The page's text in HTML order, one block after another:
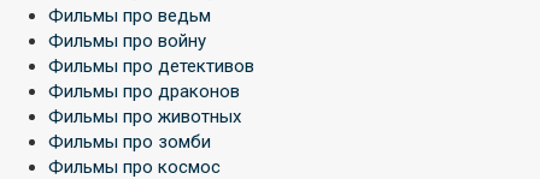
Фильмы про ведьм
Фильмы про войну
Фильмы про детективов
Фильмы про драконов
Фильмы про животных
Фильмы про зомби
Фильмы про космос